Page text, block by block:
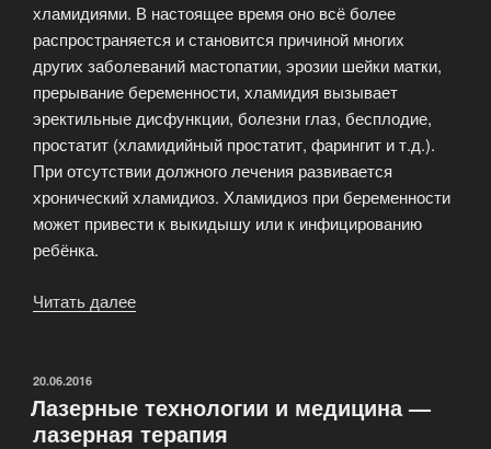
хламидиями. В настоящее время оно всё более
распространяется и становится причиной многих
других заболеваний мастопатии, эрозии шейки матки,
прерывание беременности, хламидия вызывает
эректильные дисфункции, болезни глаз, бесплодие,
простатит (хламидийный простатит, фарингит и т.д.).
При отсутствии должного лечения развивается
хронический хламидиоз. Хламидиоз при беременности
может привести к выкидышу или к инфицированию
ребёнка.
Читать далее
лечить
хламидиоз?»
ОПУБЛИКОВАНО
20.06.2016
Лазерные технологии и медицина —
лазерная терапия